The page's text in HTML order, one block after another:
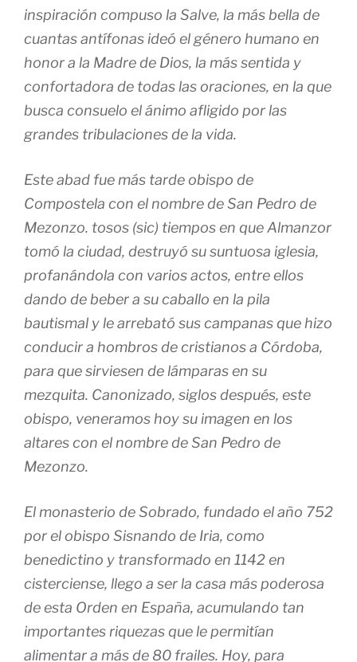
inspiración compuso la Salve, la más bella de
cuantas antífonas ideó el género humano en
honor a la Madre de Dios, la más sentida y
confortadora de todas las oraciones, en la que
busca consuelo el ánimo afligido por las
grandes tribulaciones de la vida.
Este abad fue más tarde obispo de
Compostela con el nombre de San Pedro de
Mezonzo. tosos (sic) tiempos en que Almanzor
tomó la ciudad, destruyó su suntuosa iglesia,
profanándola con varios actos, entre ellos
dando de beber a su caballo en la pila
bautismal y le arrebató sus campanas que hizo
conducir a hombros de cristianos a Córdoba,
para que sirviesen de lámparas en su
mezquita. Canonizado, siglos después, este
obispo, veneramos hoy su imagen en los
altares con el nombre de San Pedro de
Mezonzo.
El monasterio de Sobrado, fundado el año 752
por el obispo Sisnando de Iria, como
benedictino y transformado en 1142 en
cisterciense, llego a ser la casa más poderosa
de esta Orden en España, acumulando tan
importantes riquezas que le permitían
alimentar a más de 80 frailes. Hoy, para